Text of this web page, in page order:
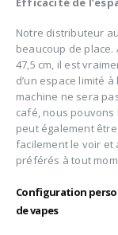
Notre distributeur
beaucoup de place.
47,5 cm, il est
d’un espace limité
machine ne sera
café, nous pouvons
peut également
facilement le voir et
préférés à tout
Configuration
de vapes